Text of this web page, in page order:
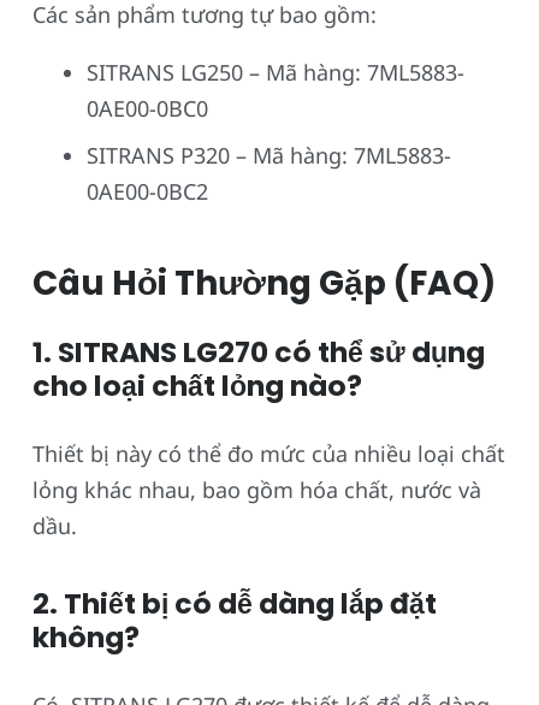
Các sản phẩm tương tự bao gồm:
SITRANS LG250 – Mã hàng: 7ML5883-
0AE00-0BC0
SITRANS P320 – Mã hàng: 7ML5883-
0AE00-0BC2
Câu Hỏi Thường Gặp (FAQ)
1. SITRANS LG270 có thể sử dụng
cho loại chất lỏng nào?
Thiết bị này có thể đo mức của nhiều loại chất
lỏng khác nhau, bao gồm hóa chất, nước và
dầu.
2. Thiết bị có dễ dàng lắp đặt
không?